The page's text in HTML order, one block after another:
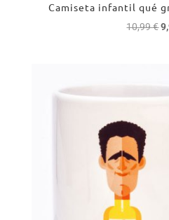
Camiseta infantil qué
10,99€El